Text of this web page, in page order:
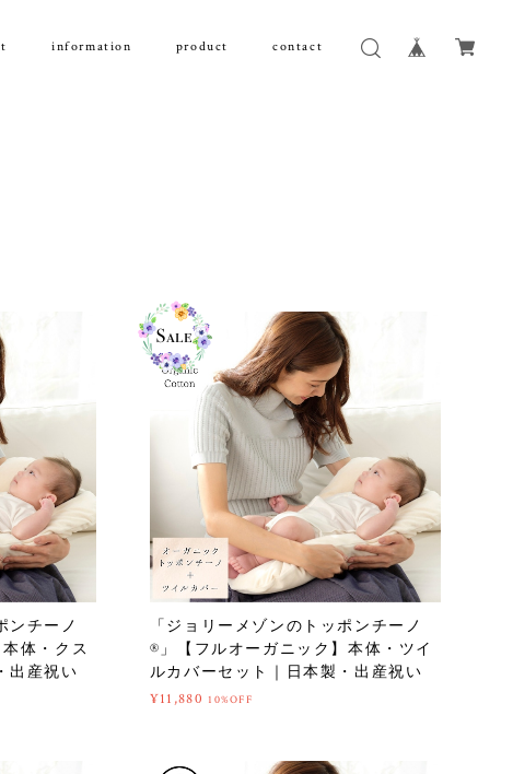
information product contact
ンチーノ
体・クス
出産祝い
「ジョリーメゾンのトッポンチーノ
®」【フルオーガニック】本体・ツイ
ルカバーセット｜日本製・出産祝い
¥11,880 10%OFF